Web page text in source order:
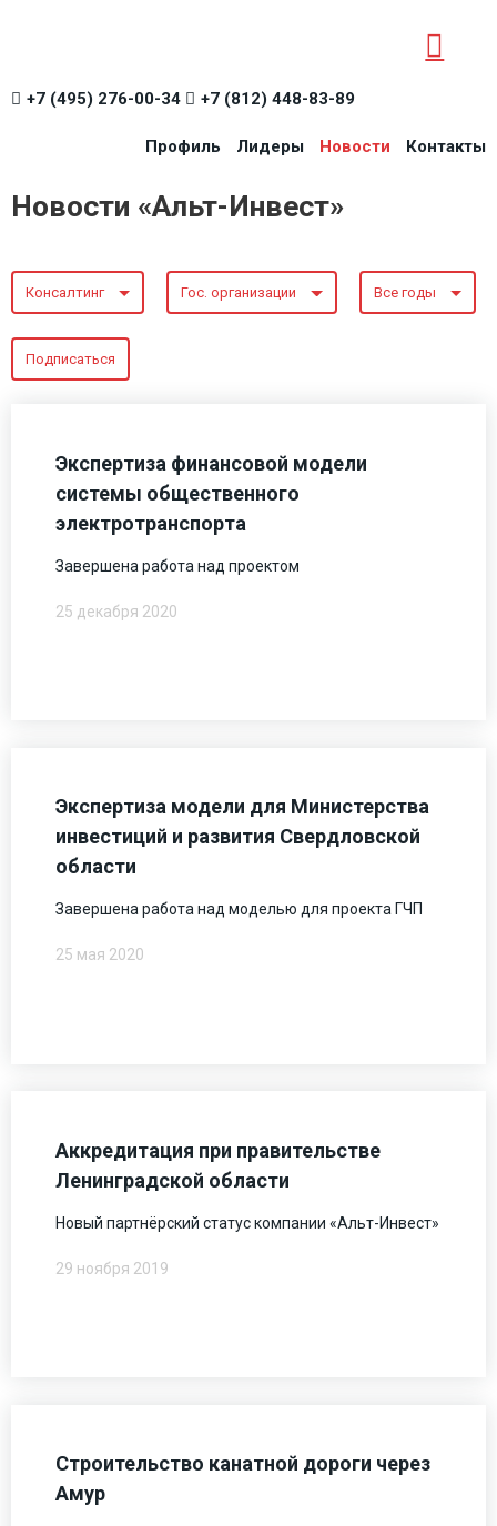
+7 (495) 276-00-34 +7 (812) 448-83-89
Профиль Лидеры Новости Контакты
Новости «Альт-Инвест»
Консалтинг Гос. организации Все годы
Подписаться
Экспертиза финансовой модели
системы общественного
электротранспорта
Завершена работа над проектом
25 декабря 2020
Экспертиза модели для Министерства
инвестиций и развития Свердловской
области
Завершена работа над моделью для проекта ГЧП
25 мая 2020
Аккредитация при правительстве
Ленинградской области
Новый партнёрский статус компании «Альт-Инвест»
29 ноября 2019
Строительство канатной дороги через
Амур